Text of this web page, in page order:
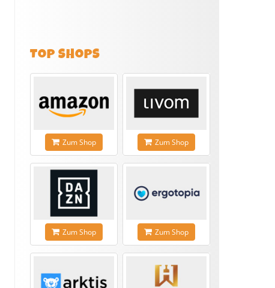
TOP SHOPS
Zum Shop Zum Shop
Zum Shop Zum Shop